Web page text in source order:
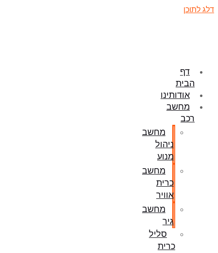
דלג לתוכן
דף
הבית
אודותינו
מחשב
רכב
מחשב
ניהול
מנוע
מחשב
כרית
אוויר
מחשב
גיר
סליל
כרית